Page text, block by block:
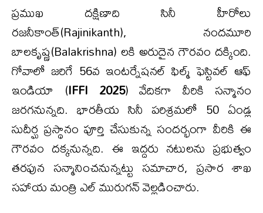
ప్రముఖ దక్షిణాది సినీ హీరోలు
రజనీకాంత్(Rajinikanth), నందమూరి
బాలకృష్ణ(Balakrishna) లకి అరుదైన గౌరవం దక్కింది.
గోవాలో జరిగే 56వ ఇంటర్నేషనల్‌ ఫిల్మ్‌ ఫెస్టివల్‌ ఆఫ్‌
ఇండియా (IFFI 2025) వేదికగా వీరికి సన్మానం
జరగనున్నది. భారతీయ సినీ పరిశ్రమలో 50 ఏండ్ల
సుదీర్ఘ ప్రస్థానం పూర్తి చేసుకున్న సందర్భంగా వీరికి ఈ
గౌరవం దక్కనున్నది. ఈ ఇద్దరు నటులను ప్రభుత్వం
తరఫున సన్మానించనున్నట్టు సమాచార, ప్రసార శాఖ
సహాయ మంత్రి ఎల్ మురుగన్ వెల్లడించారు.